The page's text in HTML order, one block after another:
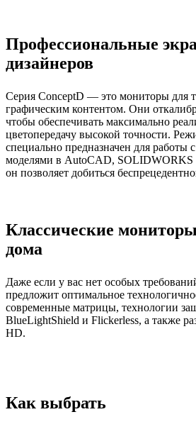
Профессиональные
дизайнеров
Серия ConceptD — это мониторы для
графическим контентом. Они
чтобы обеспечивать максимально
цветопередачу высокой точности.
специально предназначен для работы
моделями в AutoCAD, SOLIDWORKS
он позволяет добиться
Классические
дома
Даже если у вас нет особых
предложит оптимальное
современные матрицы, технологии
BlueLightShield и Flickerless, а также
HD.
Как выбрать